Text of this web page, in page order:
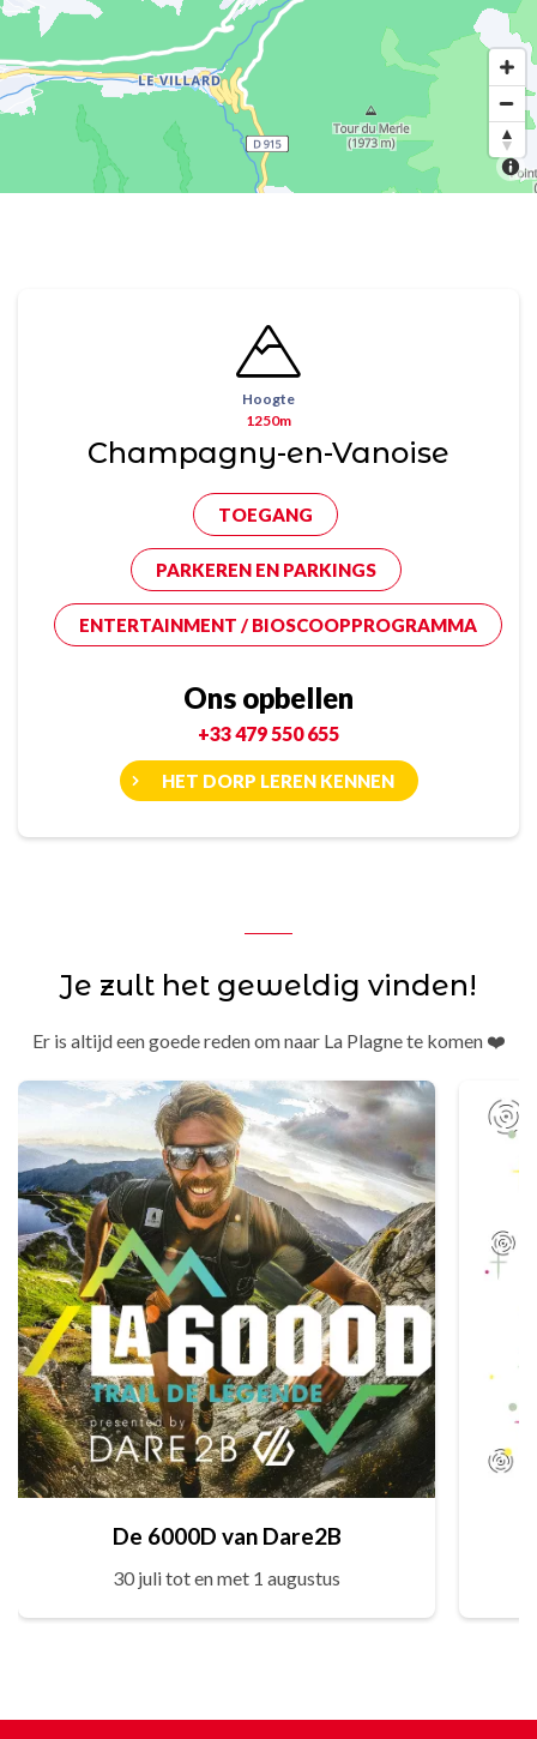
Hoogte
1250m
Champagny-en-Vanoise
TOEGANG
PARKEREN EN PARKINGS
ENTERTAINMENT / BIOSCOOPPROGRAMMA
Ons opbellen
+33 479 550 655
HET DORP LEREN KENNEN
Je zult het geweldig vinden!
Er is altijd een goede reden om naar La Plagne te komen ❤️
De 6000D van Dare2B
30 juli tot en met 1 augustus